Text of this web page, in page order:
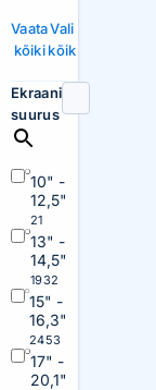
Vaata
kõiki
Vali
kõik
Ekraani
suurus
10" -
12,5"
21
13" -
14,5"
1932
15" -
16,3"
2453
17" -
20,1"